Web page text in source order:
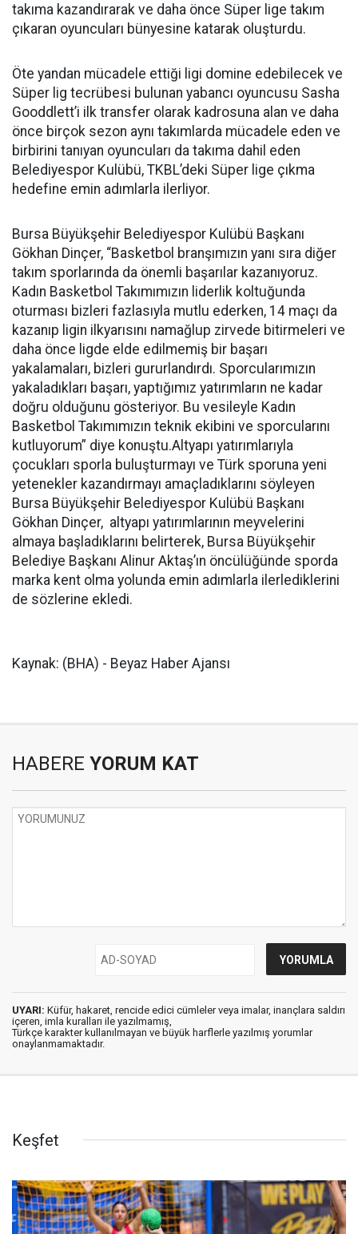
takıma kazandırarak ve daha önce Süper lige takım
çıkaran oyuncuları bünyesine katarak oluşturdu.
Öte yandan mücadele ettiği ligi domine edebilecek ve
Süper lig tecrübesi bulunan yabancı oyuncusu Sasha
Gooddlett’i ilk transfer olarak kadrosuna alan ve daha
önce birçok sezon aynı takımlarda mücadele eden ve
birbirini tanıyan oyuncuları da takıma dahil eden
Belediyespor Kulübü, TKBL’deki Süper lige çıkma
hedefine emin adımlarla ilerliyor.
Bursa Büyükşehir Belediyespor Kulübü Başkanı
Gökhan Dinçer, “Basketbol branşımızın yanı sıra diğer
takım sporlarında da önemli başarılar kazanıyoruz.
Kadın Basketbol Takımımızın liderlik koltuğunda
oturması bizleri fazlasıyla mutlu ederken, 14 maçı da
kazanıp ligin ilkyarısını namağlup zirvede bitirmeleri ve
daha önce ligde elde edilmemiş bir başarı
yakalamaları, bizleri gururlandırdı. Sporcularımızın
yakaladıkları başarı, yaptığımız yatırımların ne kadar
doğru olduğunu gösteriyor. Bu vesileyle Kadın
Basketbol Takımımızın teknik ekibini ve sporcularını
kutluyorum” diye konuştu.Altyapı yatırımlarıyla
çocukları sporla buluşturmayı ve Türk sporuna yeni
yetenekler kazandırmayı amaçladıklarını söyleyen
Bursa Büyükşehir Belediyespor Kulübü Başkanı
Gökhan Dinçer, altyapı yatırımlarının meyvelerini
almaya başladıklarını belirterek, Bursa Büyükşehir
Belediye Başkanı Alinur Aktaş’ın öncülüğünde sporda
marka kent olma yolunda emin adımlarla ilerlediklerini
de sözlerine ekledi.
Kaynak: (BHA) - Beyaz Haber Ajansı
HABERE YORUM KAT
UYARI: Küfür, hakaret, rencide edici cümleler veya imalar, inançlara saldırı
içeren, imla kuralları ile yazılmamış,
Türkçe karakter kullanılmayan ve büyük harflerle yazılmış yorumlar
onaylanmamaktadır.
Keşfet